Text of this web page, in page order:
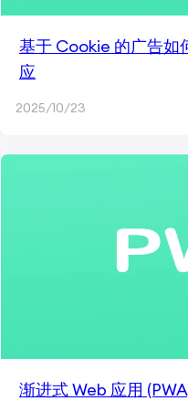
基于 Cookie 的广告如
应
2025/10/23
渐进式 Web 应用